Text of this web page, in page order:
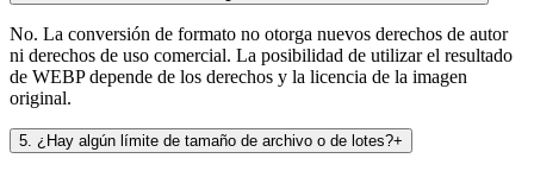
No. La conversión de formato no otorga nuevos derechos de autor
ni derechos de uso comercial. La posibilidad de utilizar el resultado
de WEBP depende de los derechos y la licencia de la imagen
original.
5. ¿Hay algún límite de tamaño de archivo o de lotes?+